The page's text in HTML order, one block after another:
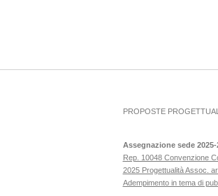
PROPOSTE
Assegnazione sede 2025-
Rep. 10048 Convenzione
2025 Progettualità Assoc.
Adempimento in tema di